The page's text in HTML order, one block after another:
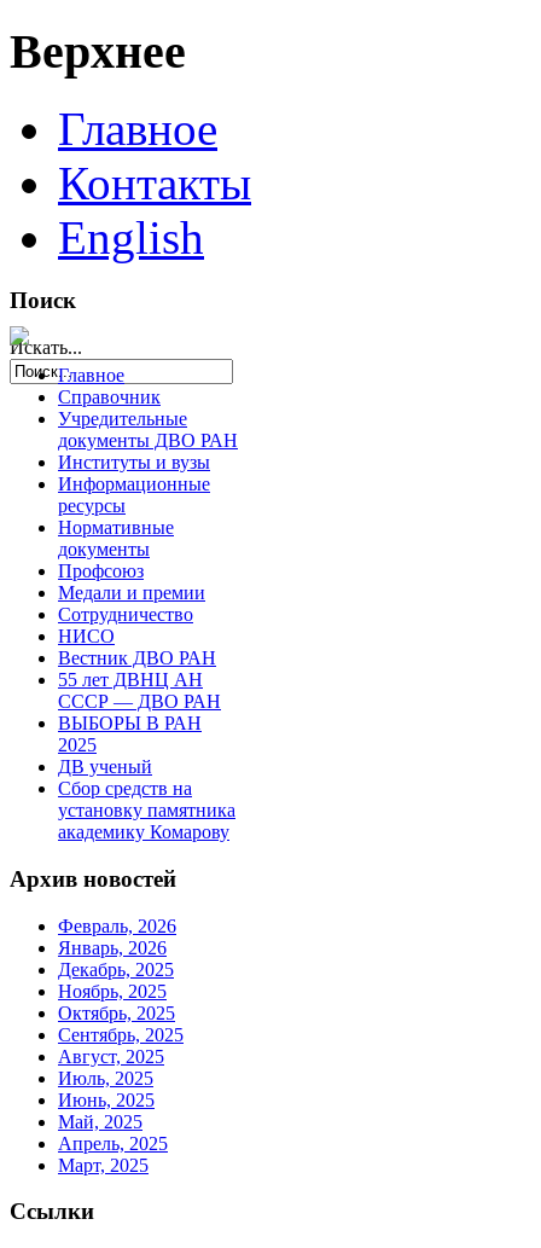
Верхнее
Главное
Контакты
English
Поиск
Искать...
Главное
Справочник
Учредительные
документы ДВО РАН
Институты и вузы
Информационные
ресурсы
Нормативные
документы
Профсоюз
Медали и премии
Сотрудничество
НИСО
Вестник ДВО РАН
55 лет ДВНЦ АН
СССР — ДВО РАН
ВЫБОРЫ В РАН
2025
ДВ ученый
Сбор средств на
установку памятника
академику Комарову
Архив новостей
Февраль, 2026
Январь, 2026
Декабрь, 2025
Ноябрь, 2025
Октябрь, 2025
Сентябрь, 2025
Август, 2025
Июль, 2025
Июнь, 2025
Май, 2025
Апрель, 2025
Март, 2025
Ссылки